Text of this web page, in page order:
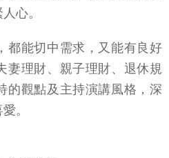
心。
都能切中需求，又能有良好
妻理財、親子理財、退休規
的觀點及主持演講風格，深
。